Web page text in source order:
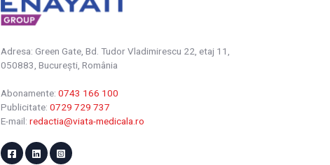
Adresa: Green Gate, Bd. Tudor Vladimirescu 22, etaj 11,
050883, Bucureşti, România
Abonamente: 0743 166 100
Publicitate: 0729 729 737
E-mail: redactia@viata-medicala.ro